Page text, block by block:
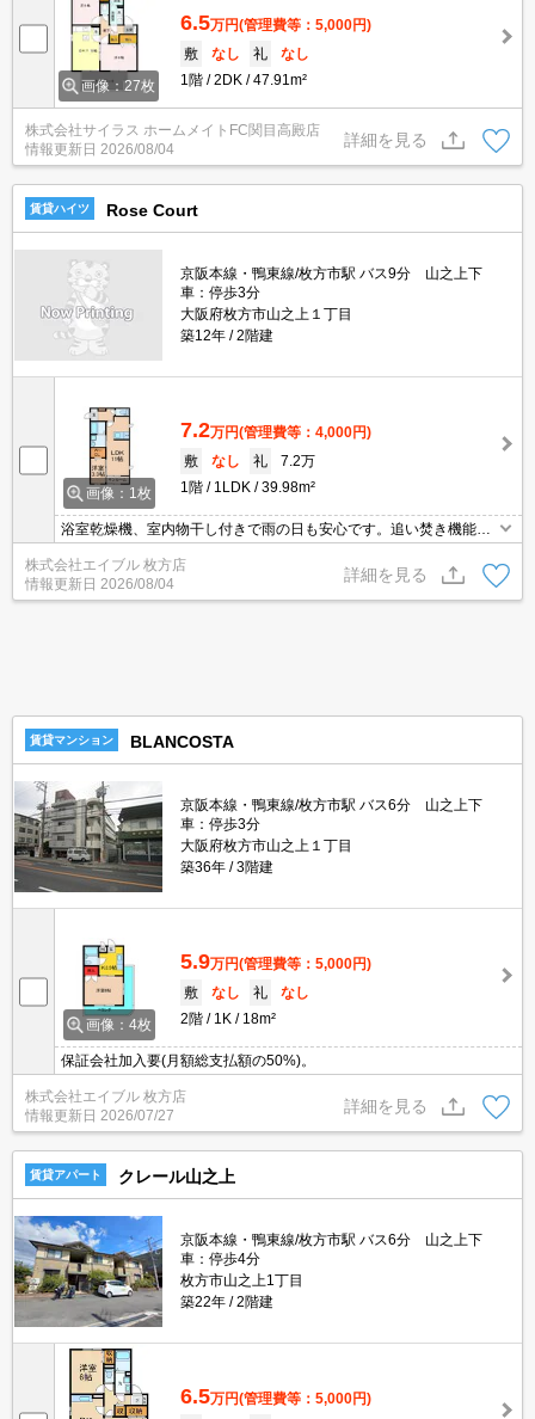
画像：27枚
6.5万円(管理費等：5,000円)
敷
なし 礼
なし
1階
2DK 47.91m²
株式会社サイラス ホームメイトFC関目高殿店
情報更新日 2026/08/04
詳細を見る
賃貸ハイツ Rose Court
京阪本線・鴨東線/枚方市駅 バス9分 山之上下
車：停歩3分
大阪府枚方市山之上１丁目
築12年
2階建
画像：1枚
7.2万円(管理費等：4,000円)
敷
なし 礼
7.2万
1階
1LDK 39.98m²
浴室乾燥機、室内物干し付きで雨の日も安心です。追い焚き機能付
きバス。ウォークインクローゼット付き。TVモニターホンで安心生
活を!。シャワー付独立洗面台。
株式会社エイブル 枚方店
情報更新日 2026/08/04
詳細を見る
賃貸マンション BLANCOSTA
京阪本線・鴨東線/枚方市駅 バス6分 山之上下
車：停歩3分
大阪府枚方市山之上１丁目
築36年
3階建
画像：4枚
5.9万円(管理費等：5,000円)
敷
なし 礼
なし
2階
1K 18m²
保証会社加入要(月額総支払額の50%)。
株式会社エイブル 枚方店
情報更新日 2026/07/27
詳細を見る
賃貸アパート クレール山之上
京阪本線・鴨東線/枚方市駅 バス6分 山之上下
車：停歩4分
枚方市山之上1丁目
築22年
2階建
6.5万円(管理費等：5,000円)